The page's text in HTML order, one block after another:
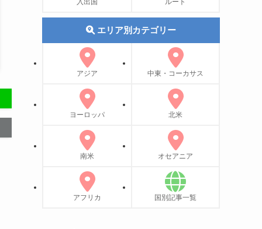
入出国 ルート
エリア別カテゴリー
アジア 中東・コーカサス
ヨーロッパ 北米
南米 オセアニア
アフリカ 国別記事一覧